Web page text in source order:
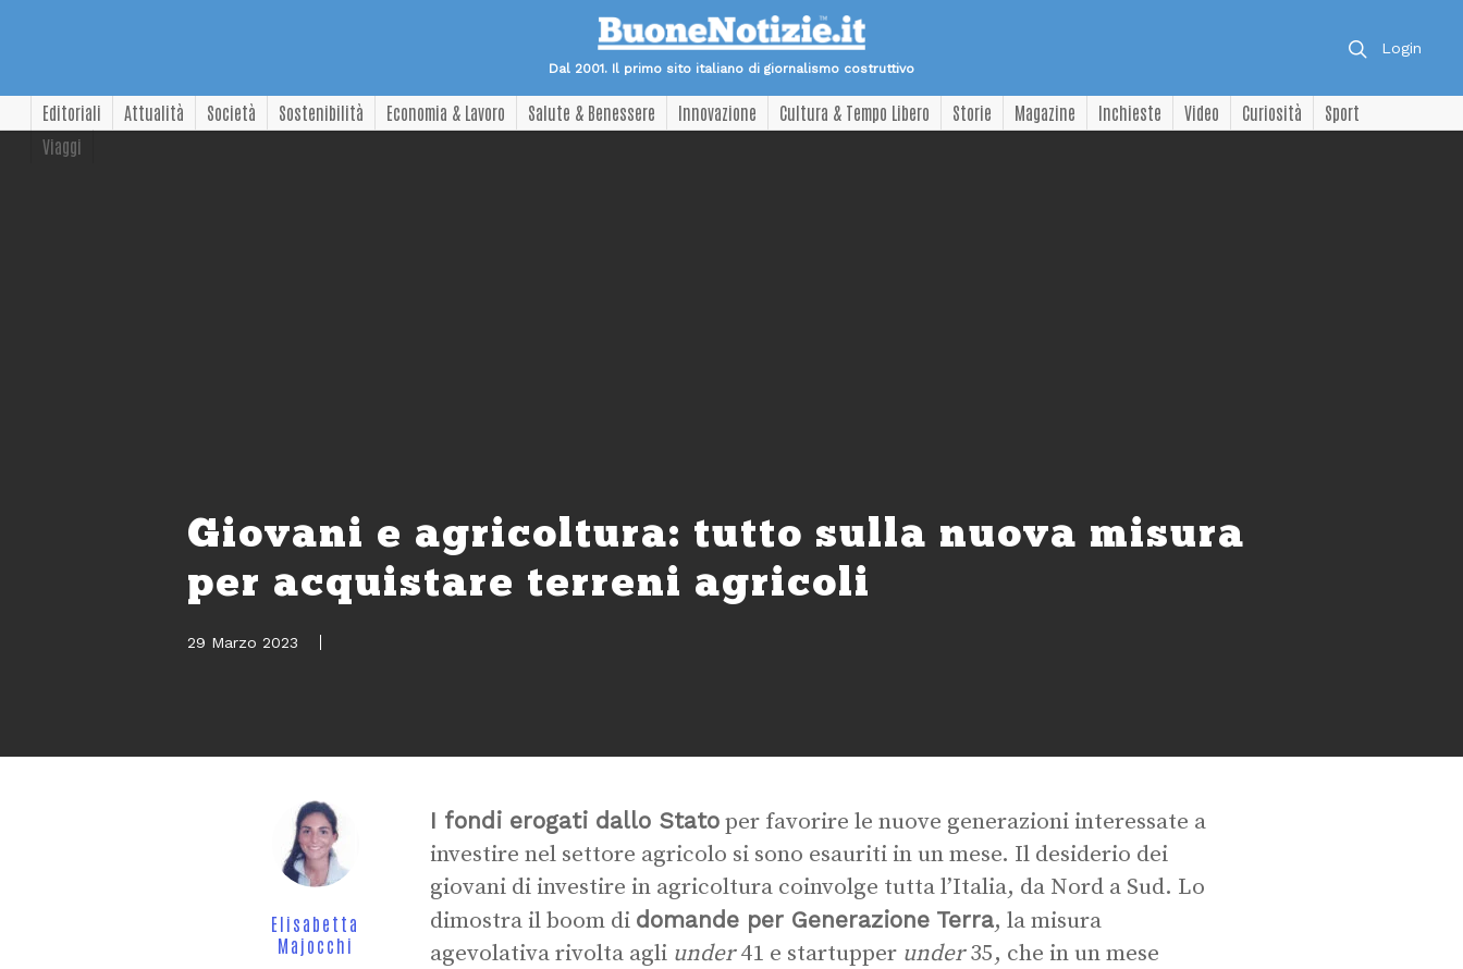
Dal 2001. Il primo sito italiano di giornalismo costruttivo
Login
Editoriali Attualità Società Sostenibilità Economia & Lavoro Salute & Benessere Innovazione Cultura & Tempo Libero Storie Magazine Inchieste Video Curiosità
Sport
Viaggi
Giovani e agricoltura: tutto sulla nuova misura
per acquistare terreni agricoli
29 Marzo 2023
Elisabetta
Majocchi
I fondi erogati dallo Stato per favorire le nuove generazioni interessate a
investire nel settore agricolo si sono esauriti in un mese. Il desiderio dei
giovani di investire in agricoltura coinvolge tutta l’Italia, da Nord a Sud. Lo
dimostra il boom di domande per Generazione Terra, la misura
agevolativa rivolta agli under41 e startupper under35, che in un mese